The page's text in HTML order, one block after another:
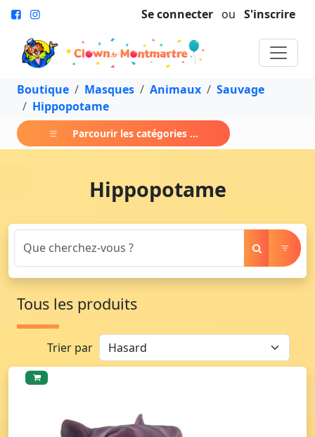
Se connecter ou S'inscrire
Boutique Masques Animaux
Sauvage
Hippopotame
Parcourir les catégories ...
Hippopotame
Tous les produits
Trier par